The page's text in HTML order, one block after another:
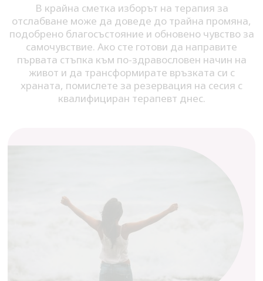
В крайна сметка изборът на терапия за
отслабване може да доведе до трайна промяна,
подобрено благосъстояние и обновено чувство за
самочувствие. Ако сте готови да направите
първата стъпка към по-здравословен начин на
живот и да трансформирате връзката си с
храната, помислете за резервация на сесия с
квалифициран терапевт днес.